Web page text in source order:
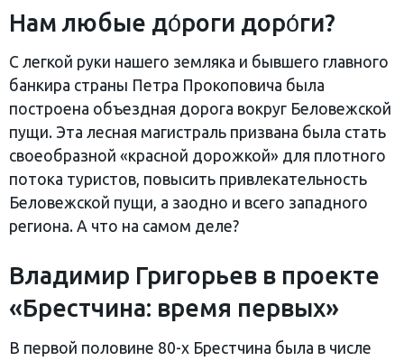
Нам любые до́роги доро́ги?
С легкой руки нашего земляка и бывшего главного
банкира страны Петра Прокоповича была
построена объездная дорога вокруг Беловежской
пущи. Эта лесная магистраль призвана была стать
своеобразной «красной дорожкой» для плотного
потока туристов, повысить привлекательность
Беловежской пущи, а заодно и всего западного
региона. А что на самом деле?
Владимир Григорьев в проекте
«Брестчина: время первых»
В первой половине 80-х Брестчина была в числе